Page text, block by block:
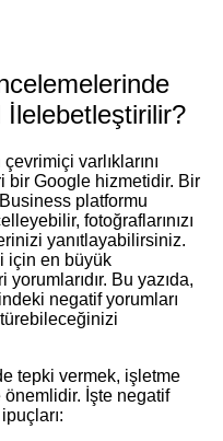
İlelebetleştirilir?
varlıklarını
bir Google hizmetidir. Bir
platformu
fotoğraflarınızı
yanıtlayabilirsiniz.
için en büyük
Bu yazıda,
negatif yorumları
tepki vermek, işletme
önemlidir. İşte negatif